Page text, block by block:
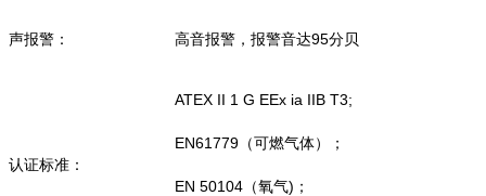
声报警： 高音报警，报警音达95分贝
认证标准：
ATEX II 1 G EEx ia IIB T3;
EN61779（可燃气体）；
EN 50104（氧气)；